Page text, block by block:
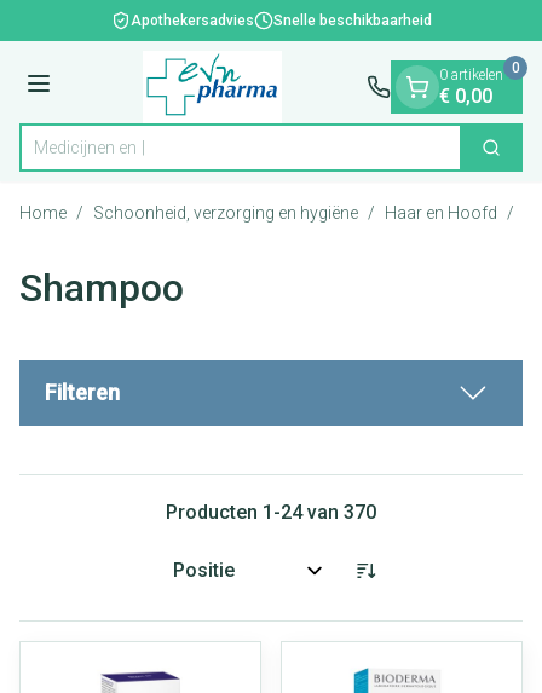
Ga naar de inhoudApothekersadvies Snelle beschikbaarheid
Menu
Product, merk, categorie... Zoek
0 artikelen
€ 0,00
0
Home / Schoonheid, verzorging en hygiëne / Haar en Hoofd /
Shampoo
Filteren
Producten 1 -24van 370
Sorteer op: